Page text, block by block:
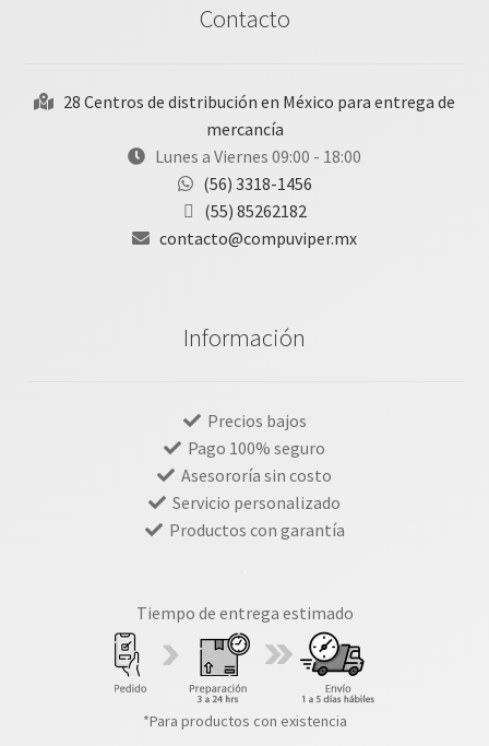
Contacto
28 Centros de distribución en México para entrega de
mercancía
Lunes a Viernes 09:00 - 18:00
(56) 3318-1456
(55) 85262182
contacto@compuviper.mx
Información
Precios bajos
Pago 100% seguro
Asesororía sin costo
Servicio personalizado
Productos con garantía
Tiempo de entrega estimado
*Para productos con existencia